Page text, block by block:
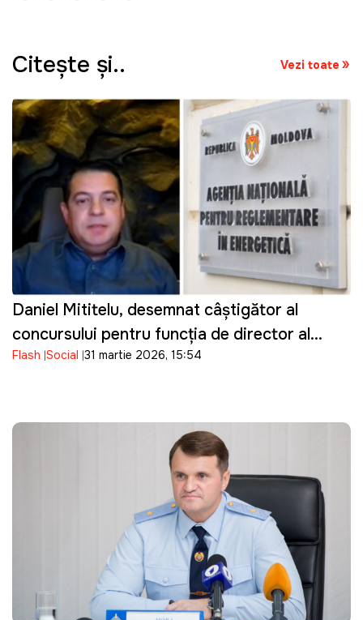
Citeşte şi.. Vezi toate
Daniel Mititelu, desemnat câștigător al
concursului pentru funcția de director al
ANRE
Flash Social 31 martie 2026, 15:54